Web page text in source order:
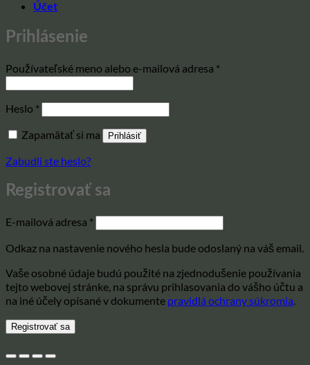
Účet
Prihlásenie
Používateľské meno alebo e-mailová adresa *
Heslo * Povinné
Zapamätať si ma Prihlásiť
Zabudli ste heslo?
Registrovať sa
E-mailová adresa * Povinné
Odkaz na nastavenie nového hesla bude odoslaný na váš email.
Vaše osobné údaje budú použité na zjednodušenie používania
tejto webovej stránke, na správu prihlasovania do vášho účtu a
na iné účely opísané v dokumente pravidlá ochrany súkromia
Registrovať sa